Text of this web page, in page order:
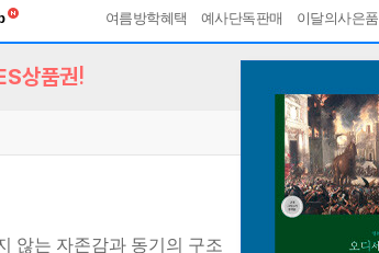
사
여름방학혜택 예사단독판매 이달의사은품
상품권!
않는 자존감과 동기의 구조